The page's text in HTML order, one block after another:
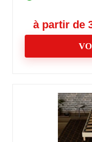
à partir de